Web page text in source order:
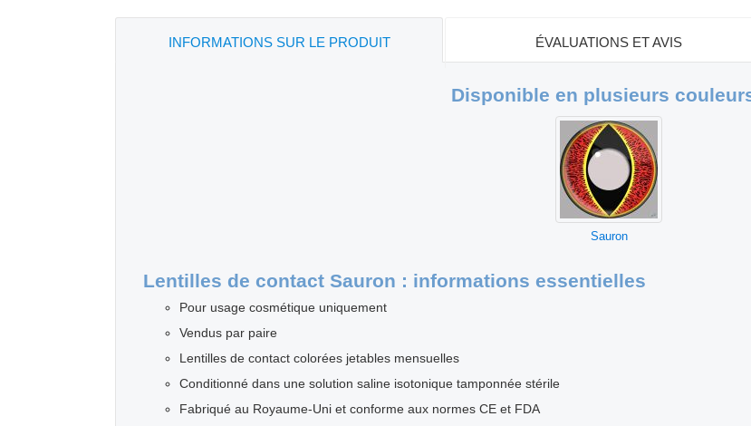
INFORMATIONS SUR LE PRODUIT ÉVALUATIONS ET AVIS
Disponible en plusieurs
Sauron
Lentilles de contact Sauron : informations essentielles
Pour usage cosmétique uniquement
Vendus par paire
Lentilles de contact colorées jetables mensuelles
Conditionné dans une solution saline isotonique tamponnée stérile
Fabriqué au Royaume-Uni et conforme aux normes CE et FDA